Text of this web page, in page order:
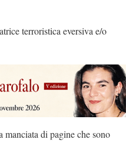
terroristica eversiva e/o
manciata di pagine che sono